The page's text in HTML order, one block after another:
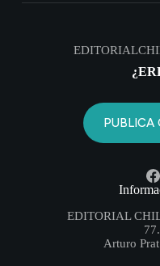
PUBLICA
EDITORIAL
Arturo